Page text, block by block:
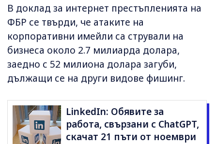
В доклад за интернет престъпленията на
ФБР се твърди, че атаките на
корпоративни имейли са стрували на
бизнеса около 2.7 милиарда долара,
заедно с 52 милиона долара загуби,
дължащи се на други видове фишинг.
LinkedIn: Обявите за
работа, свързани с ChatGPT,
скачат 21 пъти от ноември